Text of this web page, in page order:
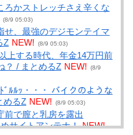
ろかストレッチさえ辛くな
(8/9 05:03)
せ、最強のデジモンテイマ
Z NEW! (8/9 05:03)
上する時代、年金14万円前
？ / まとめるZ NEW!
(8/9
ﾞﾙﾙｯ・・・ バイクのような
めるZ NEW! (8/9 05:03)
前で膣と乳房を露出
サイトアンテナ！ NEW!